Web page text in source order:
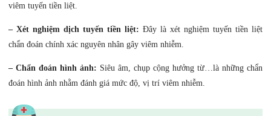
viêm tuyến tiền liệt.
– Xét nghiệm dịch tuyến tiền liệt: Đây là xét nghiệm tuyến tiền liệt
chẩn đoán chính xác nguyên nhân gây viêm nhiễm.
– Chẩn đoán hình ảnh: Siêu âm, chụp cộng hưởng từ…là những chẩn
đoán hình ảnh nhằm đánh giá mức độ, vị trí viêm nhiễm.